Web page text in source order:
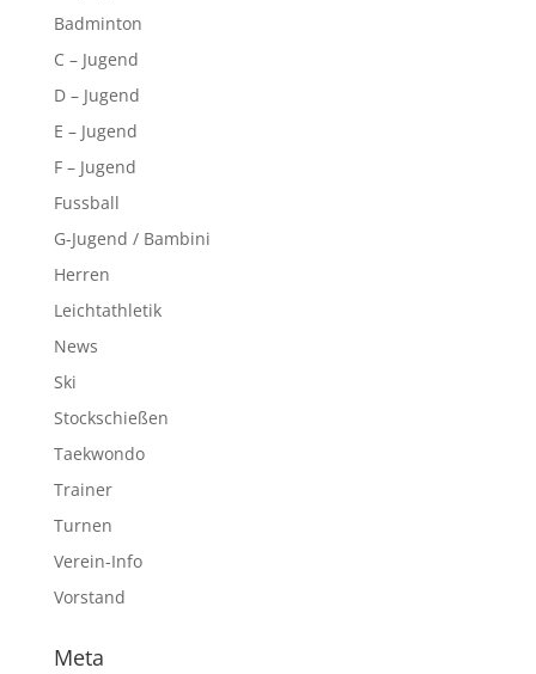
Badminton
C – Jugend
D – Jugend
E – Jugend
F – Jugend
Fussball
G-Jugend / Bambini
Herren
Leichtathletik
News
Ski
Stockschießen
Taekwondo
Trainer
Turnen
Verein-Info
Vorstand
Meta